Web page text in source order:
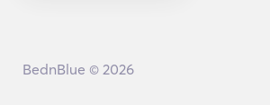
BednBlue © 2026